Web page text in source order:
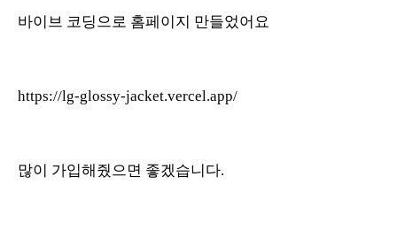
바이브 코딩으로 홈페이지 만들었어요
https://lg-glossy-jacket.vercel.app/
많이 가입해줬으면 좋겠습니다.